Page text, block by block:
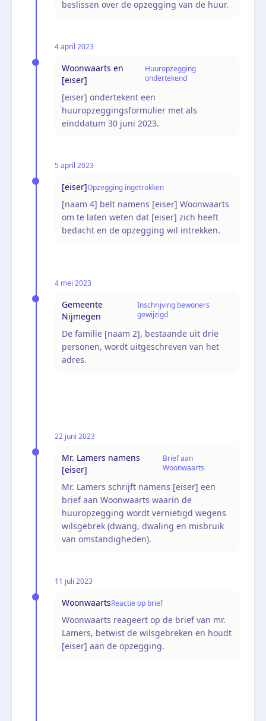
beslissen over de opzegging van de huur.
4 april 2023
Woonwaarts en
[eiser]
Huuropzegging
ondertekend
[eiser] ondertekent een
huuropzeggingsformulier met als
einddatum 30 juni 2023.
5 april 2023
[eiser]Opzegging ingetrokken
[naam 4] belt namens [eiser] Woonwaarts
om te laten weten dat [eiser] zich heeft
bedacht en de opzegging wil intrekken.
4 mei 2023
Gemeente
Nijmegen
Inschrijving bewoners
gewijzigd
De familie [naam 2], bestaande uit drie
personen, wordt uitgeschreven van het
adres.
22 juni 2023
Mr. Lamers namens
[eiser]
Brief aan
Woonwaarts
Mr. Lamers schrijft namens [eiser] een
brief aan Woonwaarts waarin de
huuropzegging wordt vernietigd wegens
wilsgebrek (dwang, dwaling en misbruik
van omstandigheden).
11 juli 2023
WoonwaartsReactie op brief
Woonwaarts reageert op de brief van mr.
Lamers, betwist de wilsgebreken en houdt
[eiser] aan de opzegging.